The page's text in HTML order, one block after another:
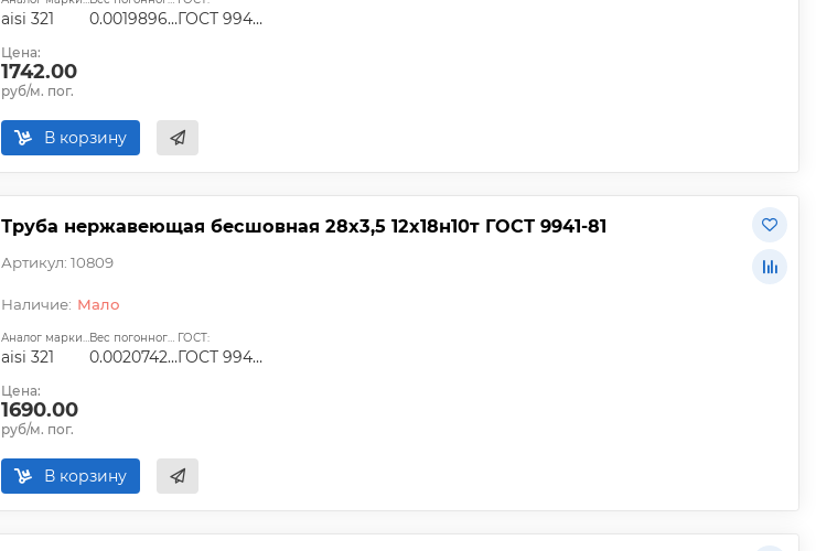
aisi 321 0.0019896275 ГОСТ 9940-81, ГОСТ 9941-81, ГОСТ 24030-80, ГОСТ 10498-82
Цена:
1742.00
руб/м. пог.
В корзину
Труба нержавеющая бесшовная 28х3,5 12х18н10т ГОСТ 9941-81
Артикул: 10809
Мало
Аналог марки стали:
aisi 321
Вес погонного метра, т.:
0.0020742925
ГОСТ:
ГОСТ 9940-81, ГОСТ 9941-81, ГОСТ 24030-80, ГОСТ 10498-82
Цена:
1690.00
руб/м. пог.
В корзину